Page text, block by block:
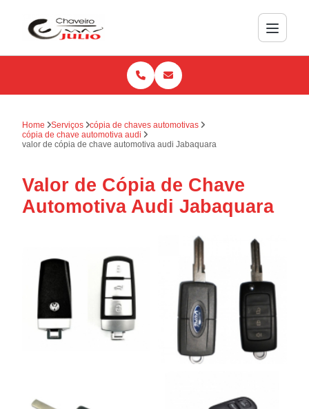
Home Serviços
cópia de chaves automotivas
cópia de chave automotiva audi
valor de cópia de chave automotiva audi Jabaquara
Valor de Cópia de Chave
Automotiva Audi Jabaquara